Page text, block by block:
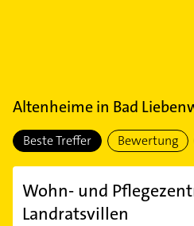
Altenheimein Bad
Beste Treffer Bewertung
Wohn- und
Landratsvillen